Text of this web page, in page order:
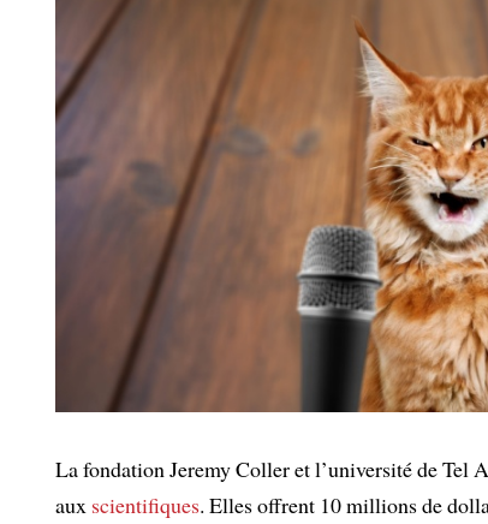
La fondation Jeremy Coller et l’université de Tel
aux scientifiques. Elles offrent 10 millions de